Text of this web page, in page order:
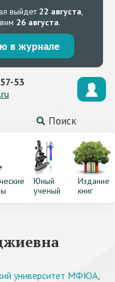
выйдет 22 августа,
26 августа.
в журнале
Поиск
53
Юный
ученый
Издание
книг
университет МФЮА,